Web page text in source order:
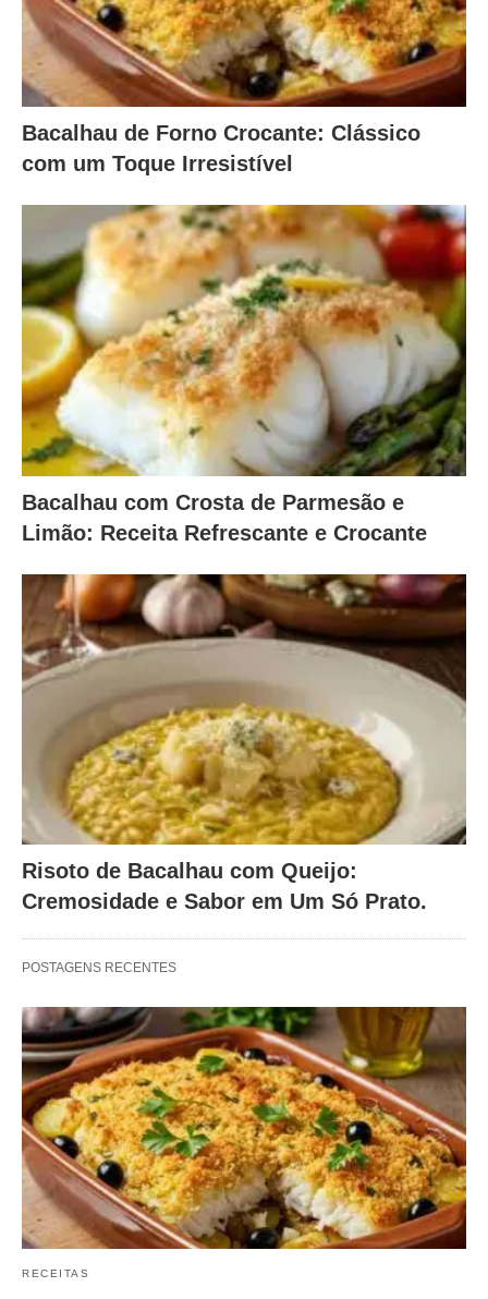
Bacalhau de Forno Crocante: Clássico
com um Toque Irresistível
Bacalhau com Crosta de Parmesão e
Limão: Receita Refrescante e Crocante
Risoto de Bacalhau com Queijo:
Cremosidade e Sabor em Um Só Prato.
POSTAGENS RECENTES
RECEITAS